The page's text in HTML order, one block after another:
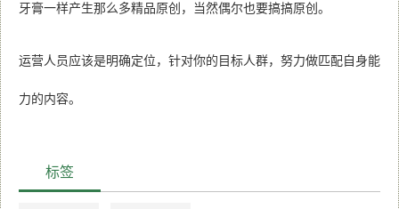
牙膏一样产生那么多精品原创，当然偶尔也要搞搞原创。
运营人员应该是明确定位，针对你的目标人群，努力做匹配自身能
力的内容。
标签